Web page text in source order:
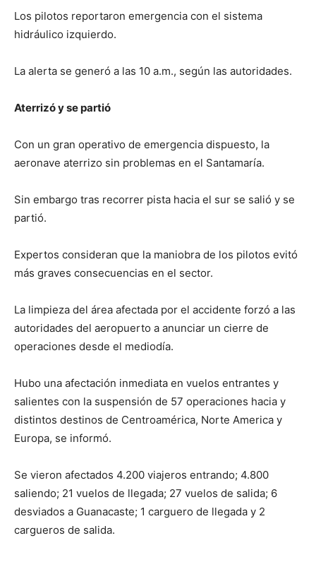
Los pilotos reportaron emergencia con el sistema
hidráulico izquierdo.
La alerta se generó a las 10 a.m., según las autoridades.
Aterrizó y se partió
Con un gran operativo de emergencia dispuesto, la
aeronave aterrizo sin problemas en el Santamaría.
Sin embargo tras recorrer pista hacia el sur se salió y se
partió.
Expertos consideran que la maniobra de los pilotos evitó
más graves consecuencias en el sector.
La limpieza del área afectada por el accidente forzó a las
autoridades del aeropuerto a anunciar un cierre de
operaciones desde el mediodía.
Hubo una afectación inmediata en vuelos entrantes y
salientes con la suspensión de 57 operaciones hacia y
distintos destinos de Centroamérica, Norte America y
Europa, se informó.
Se vieron afectados 4.200 viajeros entrando; 4.800
saliendo; 21 vuelos de llegada; 27 vuelos de salida; 6
desviados a Guanacaste; 1 carguero de llegada y 2
cargueros de salida.